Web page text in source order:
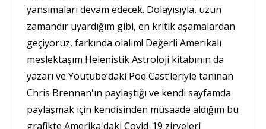
yansımaları devam edecek. Dolayısıyla, uzun
zamandır uyardığım gibi, en kritik aşamalardan
geçiyoruz, farkında olalım! Değerli Amerikalı
meslektaşım Helenistik Astroloji kitabının da
yazarı ve Youtube’daki Pod Cast’leriyle tanınan
Chris Brennan'ın paylaştığı ve kendi sayfamda
paylaşmak için kendisinden müsaade aldığım bu
grafikte Amerika'daki Covid-19 zirveleri